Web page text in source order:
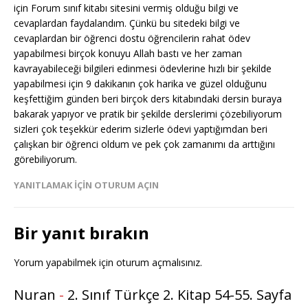
için Forum sınıf kitabı sitesini vermiş olduğu bilgi ve
cevaplardan faydalandım. Çünkü bu sitedeki bilgi ve
cevaplardan bir öğrenci dostu öğrencilerin rahat ödev
yapabilmesi birçok konuyu Allah bastı ve her zaman
kavrayabileceği bilgileri edinmesi ödevlerine hızlı bir şekilde
yapabilmesi için 9 dakikanın çok harika ve güzel olduğunu
keşfettiğim günden beri birçok ders kitabındaki dersin buraya
bakarak yapıyor ve pratik bir şekilde derslerimi çözebiliyorum
sizleri çok teşekkür ederim sizlerle ödevi yaptığımdan beri
çalışkan bir öğrenci oldum ve pek çok zamanımı da arttığını
görebiliyorum.
YANITLAMAK IÇIN OTURUM AÇIN
Bir yanıt bırakın
Yorum yapabilmek için oturum açmalısınız.
Nuran - 2. Sınıf Türkçe 2. Kitap 54-55. Sayfa